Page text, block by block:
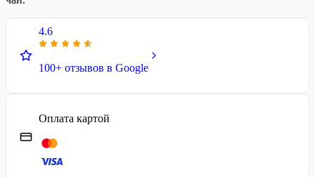
4.6
100+ отзывов в Google
Оплата картой